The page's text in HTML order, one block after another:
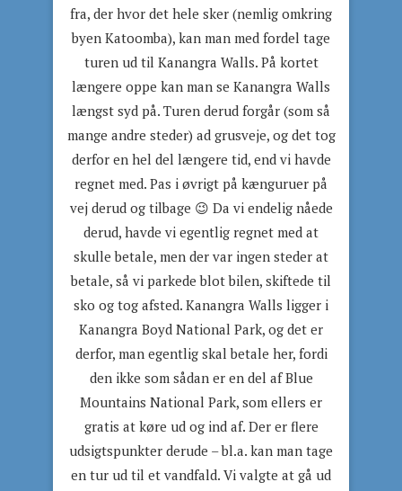
fra, der hvor det hele sker (nemlig omkring
byen Katoomba), kan man med fordel tage
turen ud til Kanangra Walls. På kortet
længere oppe kan man se Kanangra Walls
længst syd på. Turen derud forgår (som så
mange andre steder) ad grusveje, og det tog
derfor en hel del længere tid, end vi havde
regnet med. Pas i øvrigt på kænguruer på
vej derud og tilbage 😉 Da vi endelig nåede
derud, havde vi egentlig regnet med at
skulle betale, men der var ingen steder at
betale, så vi parkede blot bilen, skiftede til
sko og tog afsted. Kanangra Walls ligger i
Kanangra Boyd National Park, og det er
derfor, man egentlig skal betale her, fordi
den ikke som sådan er en del af Blue
Mountains National Park, som ellers er
gratis at køre ud og ind af. Der er flere
udsigtspunkter derude – bl.a. kan man tage
en tur ud til et vandfald. Vi valgte at gå ud